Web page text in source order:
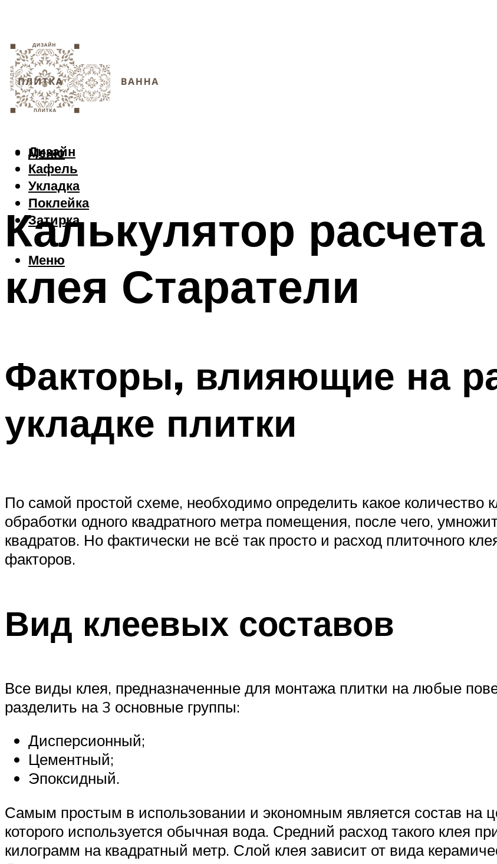
Дизайн
Кафель
Укладка
Поклейка
Затирка
Меню
Меню
Калькулятор
клея Старатели
Факторы, влияющие на
укладке плитки
По самой простой схеме, необходимо определить какое количество
обработки одного квадратного метра помещения, после чего,
квадратов. Но фактически не всё так просто и расход плиточного
факторов.
Вид клеевых составов
Все виды клея, предназначенные для монтажа плитки на любые
разделить на 3 основные группы:
Дисперсионный;
Цементный;
Эпоксидный.
Самым простым в использовании и экономным является состав на
которого используется обычная вода. Средний расход такого клея
килограмм на квадратный метр. Слой клея зависит от вида